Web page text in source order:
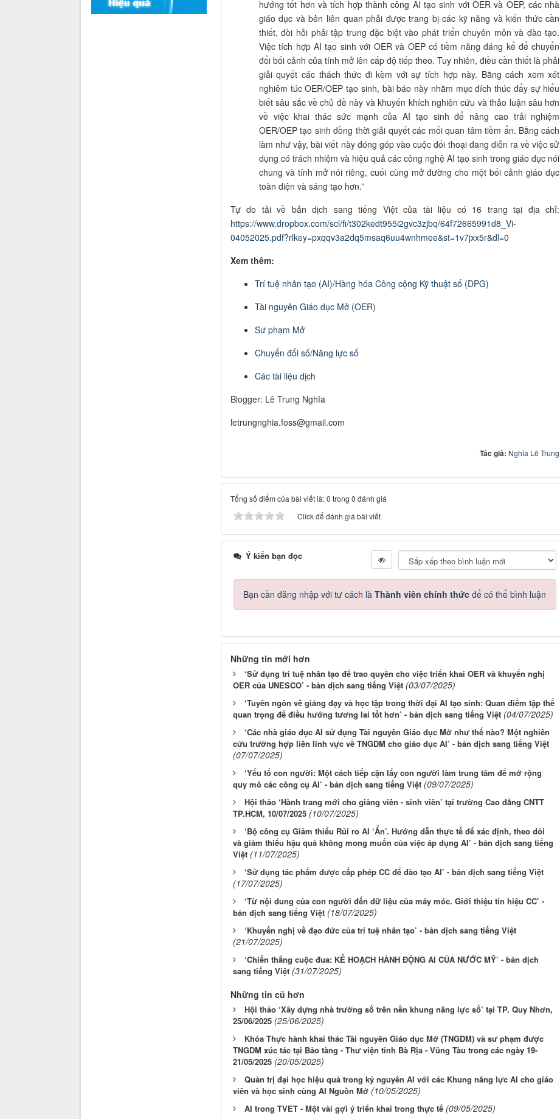
hướng tốt hơn và tích hợp thành công AI tạo sinh với OER và OEP, các nhà
giáo dục và bên liên quan phải được trang bị các kỹ năng và kiến thức cần
thiết, đòi hỏi phải tập trung đặc biệt vào phát triển chuyên môn và đào tạo.
Việc tích hợp AI tạo sinh với OER và OEP có tiềm năng đáng kể để chuyển
đổi bối cảnh của tính mở lên cấp độ tiếp theo. Tuy nhiên, điều cần thiết là phải
giải quyết các thách thức đi kèm với sự tích hợp này. Bằng cách xem xét
nghiêm túc OER/OEP tạo sinh, bài báo này nhằm mục đích thúc đẩy sự hiểu
biết sâu sắc về chủ đề này và khuyến khích nghiên cứu và thảo luận sâu hơn
về việc khai thác sức mạnh của AI tạo sinh để nâng cao trải nghiệm
OER/OEP tạo sinh đồng thời giải quyết các mối quan tâm tiềm ẩn. Bằng cách
làm như vậy, bài viết này đóng góp vào cuộc đối thoại đang diễn ra về việc sử
dụng có trách nhiệm và hiệu quả các công nghệ AI tạo sinh trong giáo dục nói
chung và tính mở nói riêng, cuối cùng mở đường cho một bối cảnh giáo dục
toàn diện và sáng tạo hơn.”
Tự do tải về bản dịch sang tiếng Việt của tài liệu có 16 trang tại địa chỉ:
https://www.dropbox.com/scl/fi/t302kedt955i2gvc3zjbq/64f72665991d8_Vi-
04052025.pdf?rlkey=pxqqv3a2dq5msaq6uu4wnhmee&st=1v7jxx5r&dl=0
Xem thêm:
Trí tuệ nhân tạo (AI)/Hàng hóa Công cộng Kỹ thuật số (DPG)
Tài nguyên Giáo dục Mở (OER)
Sư phạm Mở
Chuyển đổi số/Năng lực số
Các tài liệu dịch
Blogger: Lê Trung Nghĩa
letrungnghia.foss@gmail.com
Tác giả: Nghĩa Lê Trung
Tổng số điểm của bài viết là: 0 trong 0 đánh giá
Click để đánh giá bài viết
Ý kiến bạn đọc
Bạn cần đăng nhập với tư cách là Thành viên chính thứcđể có thể bình luận
Những tin mới hơn
‘Sử dụng trí tuệ nhân tạo để trao quyền cho việc triển khai OER và khuyến nghị
OER của UNESCO’ - bản dịch sang tiếng Việt (03/07/2025)
‘Tuyên ngôn về giảng dạy và học tập trong thời đại AI tạo sinh: Quan điểm tập thể
quan trọng để điều hướng tương lai tốt hơn’ - bản dịch sang tiếng Việt (04/07/2025)
‘Các nhà giáo dục AI sử dụng Tài nguyên Giáo dục Mở như thế nào? Một nghiên
cứu trường hợp liên lĩnh vực về TNGDM cho giáo dục AI’ - bản dịch sang tiếng Việt
(07/07/2025)
‘Yếu tố con người: Một cách tiếp cận lấy con người làm trung tâm để mở rộng
quy mô các công cụ AI’ - bản dịch sang tiếng Việt (09/07/2025)
Hội thảo ‘Hành trang mới cho giảng viên - sinh viên’ tại trường Cao đẳng CNTT
TP.HCM, 10/07/2025 (10/07/2025)
‘Bộ công cụ Giảm thiểu Rủi ro AI ‘Ẩn’. Hướng dẫn thực tế để xác định, theo dõi
và giảm thiểu hậu quả không mong muốn của việc áp dụng AI’ - bản dịch sang tiếng
Việt (11/07/2025)
‘Sử dụng tác phẩm được cấp phép CC để đào tạo AI’ - bản dịch sang tiếng Việt
(17/07/2025)
‘Từ nội dung của con người đến dữ liệu của máy móc. Giới thiệu tín hiệu CC’ -
bản dịch sang tiếng Việt (18/07/2025)
‘Khuyến nghị về đạo đức của trí tuệ nhân tạo’ - bản dịch sang tiếng Việt
(21/07/2025)
‘Chiến thắng cuộc đua: KẾ HOẠCH HÀNH ĐỘNG AI CỦA NƯỚC MỸ’ - bản dịch
sang tiếng Việt (31/07/2025)
Những tin cũ hơn
Hội thảo ‘Xây dựng nhà trường số trên nền khung năng lực số’ tại TP. Quy Nhơn,
25/06/2025 (25/06/2025)
Khóa Thực hành khai thác Tài nguyên Giáo dục Mở (TNGDM) và sư phạm được
TNGDM xúc tác tại Bảo tàng - Thư viện tỉnh Bà Rịa - Vũng Tàu trong các ngày 19-
21/05/2025 (20/05/2025)
Quản trị đại học hiệu quả trong kỷ nguyên AI với các Khung năng lực AI cho giáo
viên và học sinh cùng AI Nguồn Mở (10/05/2025)
AI trong TVET - Một vài gợi ý triển khai trong thực tế (09/05/2025)